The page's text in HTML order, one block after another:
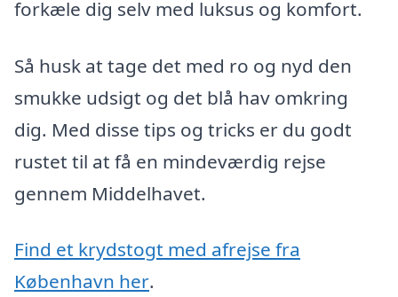
forkæle dig selv med luksus og komfort.
Så husk at tage det med ro og nyd den
smukke udsigt og det blå hav omkring
dig. Med disse tips og tricks er du godt
rustet til at få en mindeværdig rejse
gennem Middelhavet.
Find et krydstogt med afrejse fra
København her.